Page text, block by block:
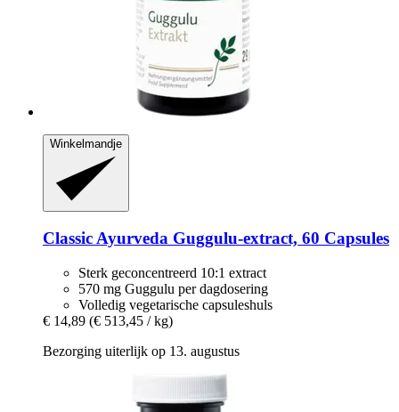
Winkelmandje
Classic Ayurveda Guggulu-​extract, 60 Capsules
Sterk geconcentreerd 10:1 extract
570 mg Guggulu per dagdosering
Volledig vegetarische capsuleshuls
€ 14,89 (€ 513,45 / kg)
Bezorging uiterlijk op 13. augustus